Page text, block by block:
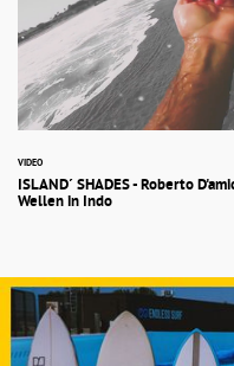
VIDEO
ISLAND´ SHADES - Roberto
Wellen in Indo